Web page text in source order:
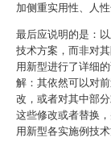
加侧重实用性、人
最后应说明的是：
技术方案，而非对
用新型进行了详细
解：其依然可以对
改，或者对其中部
这些修改或者替换
用新型各实施例技术